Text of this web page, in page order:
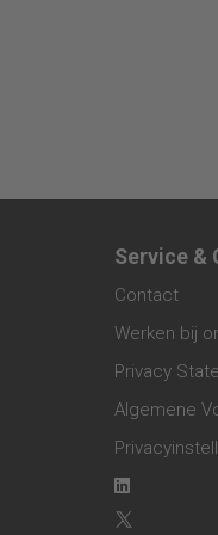
Service &
Contact
Werken bij
Privacy
Algemene